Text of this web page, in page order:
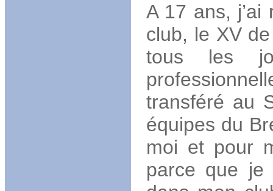
A 17 ans, j’ai
club, le XV
tous les
transféré au
équipes du
moi et pour
parce que je